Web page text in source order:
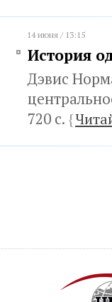
14 июня / 13:15
История
Дэвис
720 с. {